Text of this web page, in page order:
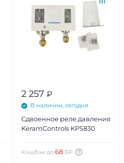
2 257 ₽
В наличии, сегодня
Сдвоенное реле давления
KeramControls KPS830
Кэшбэк до 68 БР